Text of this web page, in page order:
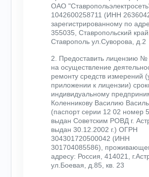
ОАО
1042600258711 (ИНН
зарегистрированному по
355035, Ставропольский край,
Ставрополь ул.Суворова, д.2
2. Предоставить лицензию
на осуществление
ремонту средств измерений
приложении к лицензии)
индивидуальному
Коленникову Василию
(паспорт серии 12 02 номер
выдан Советским РОВД г.
выдан 30.12.2002 г.) ОГРН
304301720500042 (ИНН
301704085586),
адресу: Россия, 414021,
ул.Боевая, д.85, кв. 23